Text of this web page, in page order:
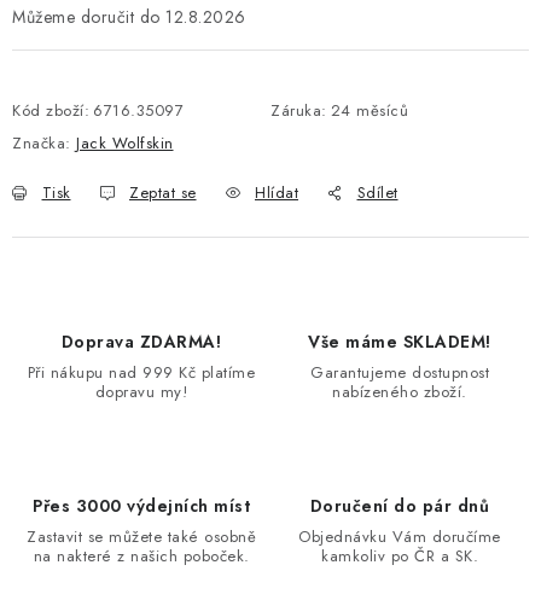
12.8.2026
Kód zboží: 6716.35097 Záruka: 24 měsíců
Značka: Jack Wolfskin
Tisk Zeptat se Hlídat Sdílet
Doprava ZDARMA!
Při nákupu nad 999 Kč platíme
dopravu my!
Vše máme SKLADEM!
Garantujeme dostupnost
nabízeného zboží.
Přes 3000 výdejních míst
Zastavit se můžete také osobně
na nakteré z našich poboček.
Doručení do pár dnů
Objednávku Vám doručíme
kamkoliv po ČR a SK.